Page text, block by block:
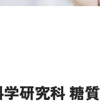
研究科 糖質